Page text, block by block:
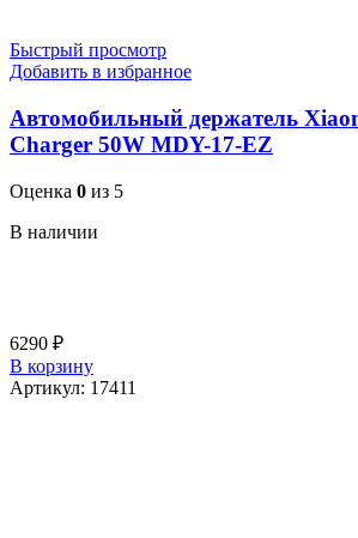
Быстрый просмотр
Добавить в избранное
Автомобильный держатель
Charger 50W MDY-17-EZ
Оценка 0 из 5
В наличии
6290 ₽
В корзину
Артикул: 17411